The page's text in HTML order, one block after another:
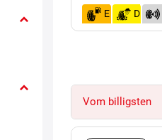
E D
Vom billigsten